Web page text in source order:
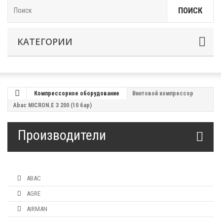
ПОИСК
КАТЕГОРИИ
Компрессорное оборудование
Винтовой компрессор
Abac MICRON.E 3 200 (10 бар)
Производители
ABAC
AGRE
AIRMAN